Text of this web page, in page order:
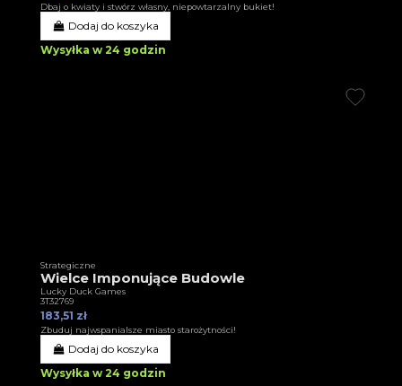
Dbaj o kwiaty i stwórz własny, niepowtarzalny bukiet!
Dodaj do koszyka
Wysyłka w 24 godzin
Strategiczne
Wielce Imponujące Budowle
Lucky Duck Games
3T32769
183,51 zł
Zbuduj najwspanialsze miasto starożytności!
Dodaj do koszyka
Wysyłka w 24 godzin